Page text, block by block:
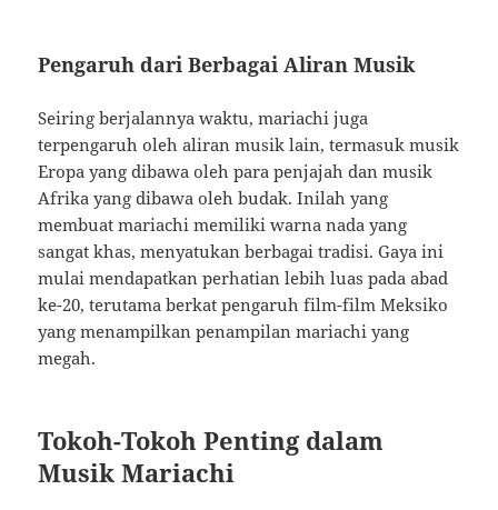
Pengaruh dari Berbagai Aliran Musik
Seiring berjalannya waktu, mariachi juga
terpengaruh oleh aliran musik lain, termasuk musik
Eropa yang dibawa oleh para penjajah dan musik
Afrika yang dibawa oleh budak. Inilah yang
membuat mariachi memiliki warna nada yang
sangat khas, menyatukan berbagai tradisi. Gaya ini
mulai mendapatkan perhatian lebih luas pada abad
ke-20, terutama berkat pengaruh film-film Meksiko
yang menampilkan penampilan mariachi yang
megah.
Tokoh-Tokoh Penting dalam
Musik Mariachi